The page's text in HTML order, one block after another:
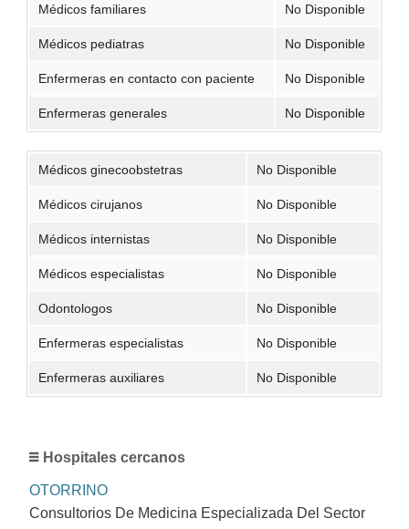
Médicos familiares No Disponible
Médicos pediatras No Disponible
Enfermeras en contacto con paciente No Disponible
Enfermeras generales No Disponible
Médicos ginecoobstetras No Disponible
Médicos cirujanos No Disponible
Médicos internistas No Disponible
Médicos especialistas No Disponible
Odontologos No Disponible
Enfermeras especialistas No Disponible
Enfermeras auxiliares No Disponible
Hospitales cercanos
OTORRINO
Consultorios De Medicina Especializada Del Sector